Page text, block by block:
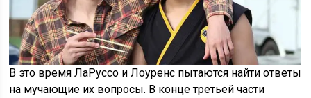
В это время ЛаРуссо и Лоуренс пытаются найти ответы
на мучающие их вопросы. В конце третьей части